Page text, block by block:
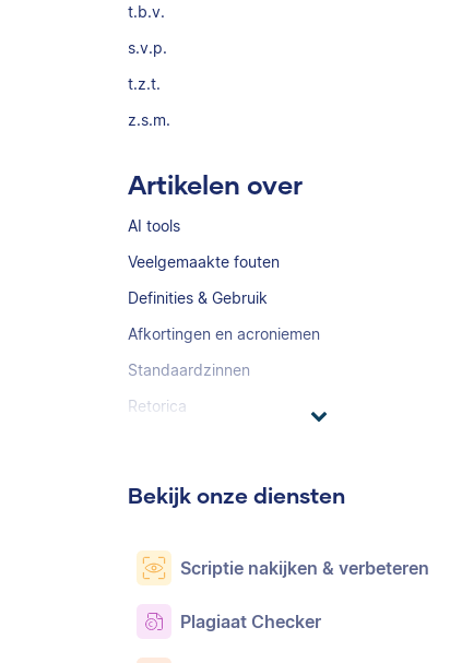
t.b.v.
s.v.p.
t.z.t.
z.s.m.
Artikelen over
AI tools
Veelgemaakte fouten
Definities & Gebruik
Afkortingen en acroniemen
Standaardzinnen
Retorica
Bekijk onze diensten
Scriptie nakijken & verbeteren
Plagiaat Checker